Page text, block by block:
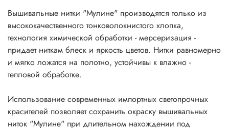
Вышивальные нитки "Мулине" производятся только из
высококачественного тонковолокнистого хлопка,
технология химической обработки - мерсеризация -
придает ниткам блеск и яркость цветов. Нитки равномерно
и мягко ложатся на полотно, устойчивы к влажно -
тепловой обработке.
Использование современных импортных светопрочных
красителей позволяет сохранить окраску вышивальных
ниток "Мулине" при длительном нахождении под